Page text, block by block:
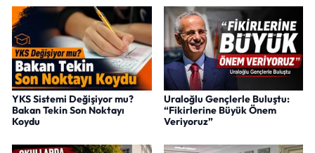
YKS Sistemi Değişiyor mu?
Bakan Tekin Son Noktayı
Koydu
Uraloğlu Gençlerle Buluştu:
“Fikirlerine Büyük Önem
Veriyoruz”